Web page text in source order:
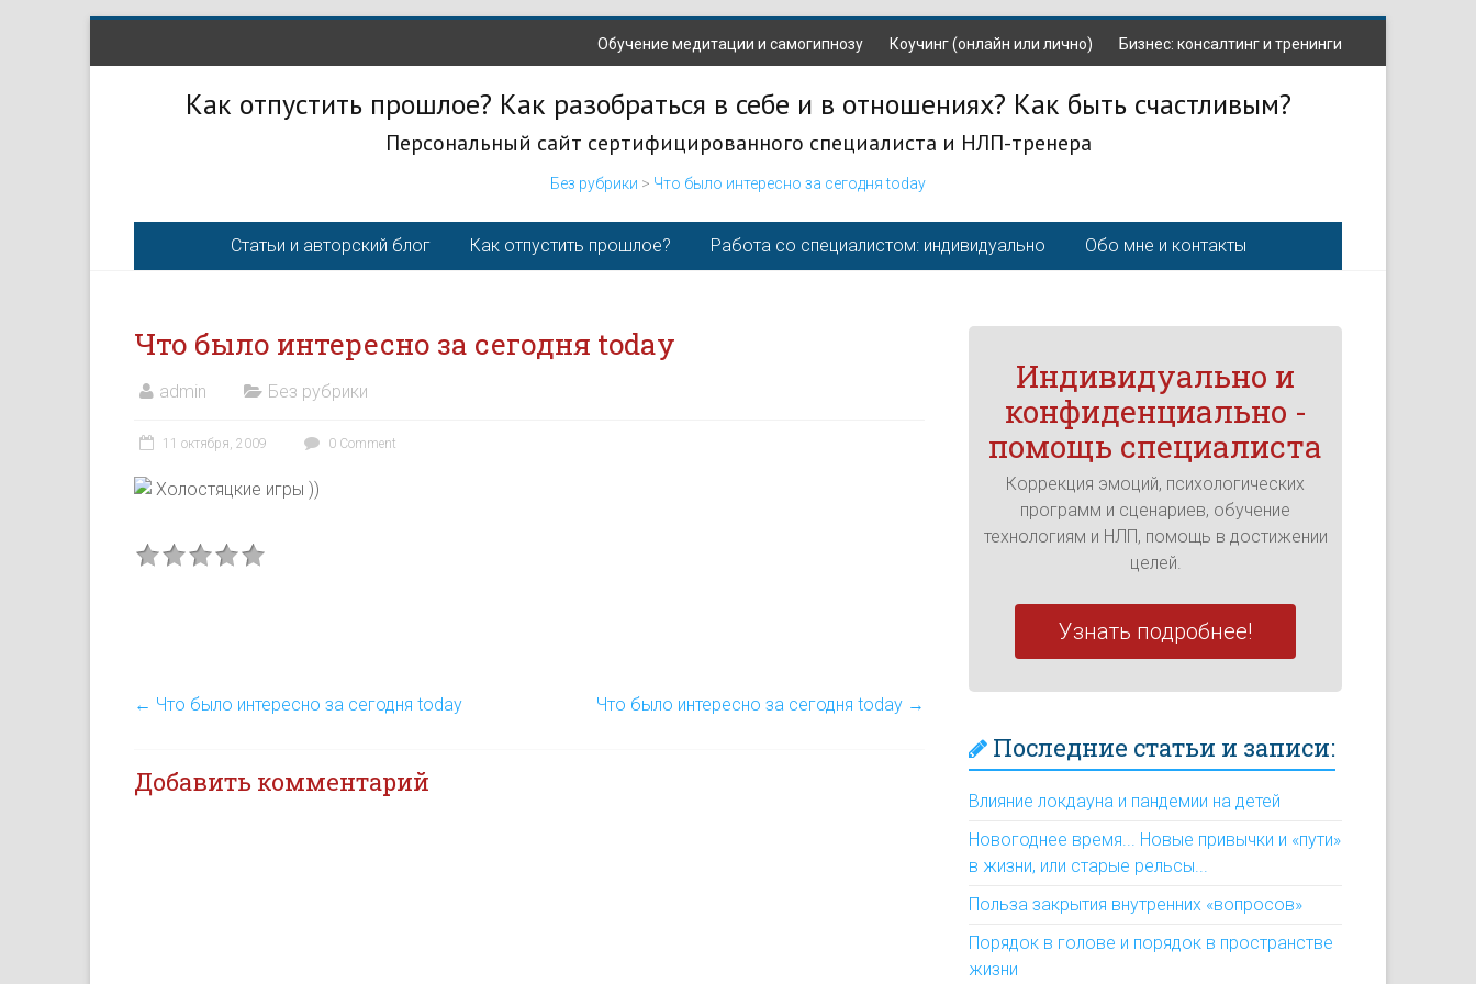
Обучение медитации и самогипнозу Коучинг (онлайн или лично) Бизнес: консалтинг и тренинги
Как отпустить прошлое? Как разобраться в себе и в отношениях? Как быть счастливым?
Персональный сайт сертифицированного специалиста и НЛП-тренера
Без рубрики > Что было интересно за сегодня today
Статьи и авторский блог Как отпустить прошлое? Работа со специалистом: индивидуально Обо мне и контакты
Что было интересно за сегодня today
admin Без рубрики
11 октября, 2009 0 Comment
Холостяцкие игры ))
← Что было интересно за сегодня today Что было интересно за сегодня today →
Добавить комментарий
Индивидуально и
конфиденциально -
помощь специалиста
Коррекция эмоций, психологических
программ и сценариев, обучение
технологиям и НЛП, помощь в достижении
целей.
Узнать подробнее!
Последние статьи и записи:
Влияние локдауна и пандемии на детей
Новогоднее время... Новые привычки и «пути»
в жизни, или старые рельсы...
Польза закрытия внутренних «вопросов»
Порядок в голове и порядок в пространстве
жизни